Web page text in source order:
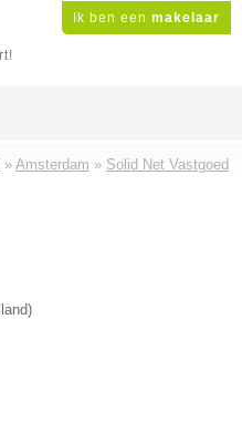
Ik ben een makelaar
» Amsterdam » Solid Net Vastgoed
)